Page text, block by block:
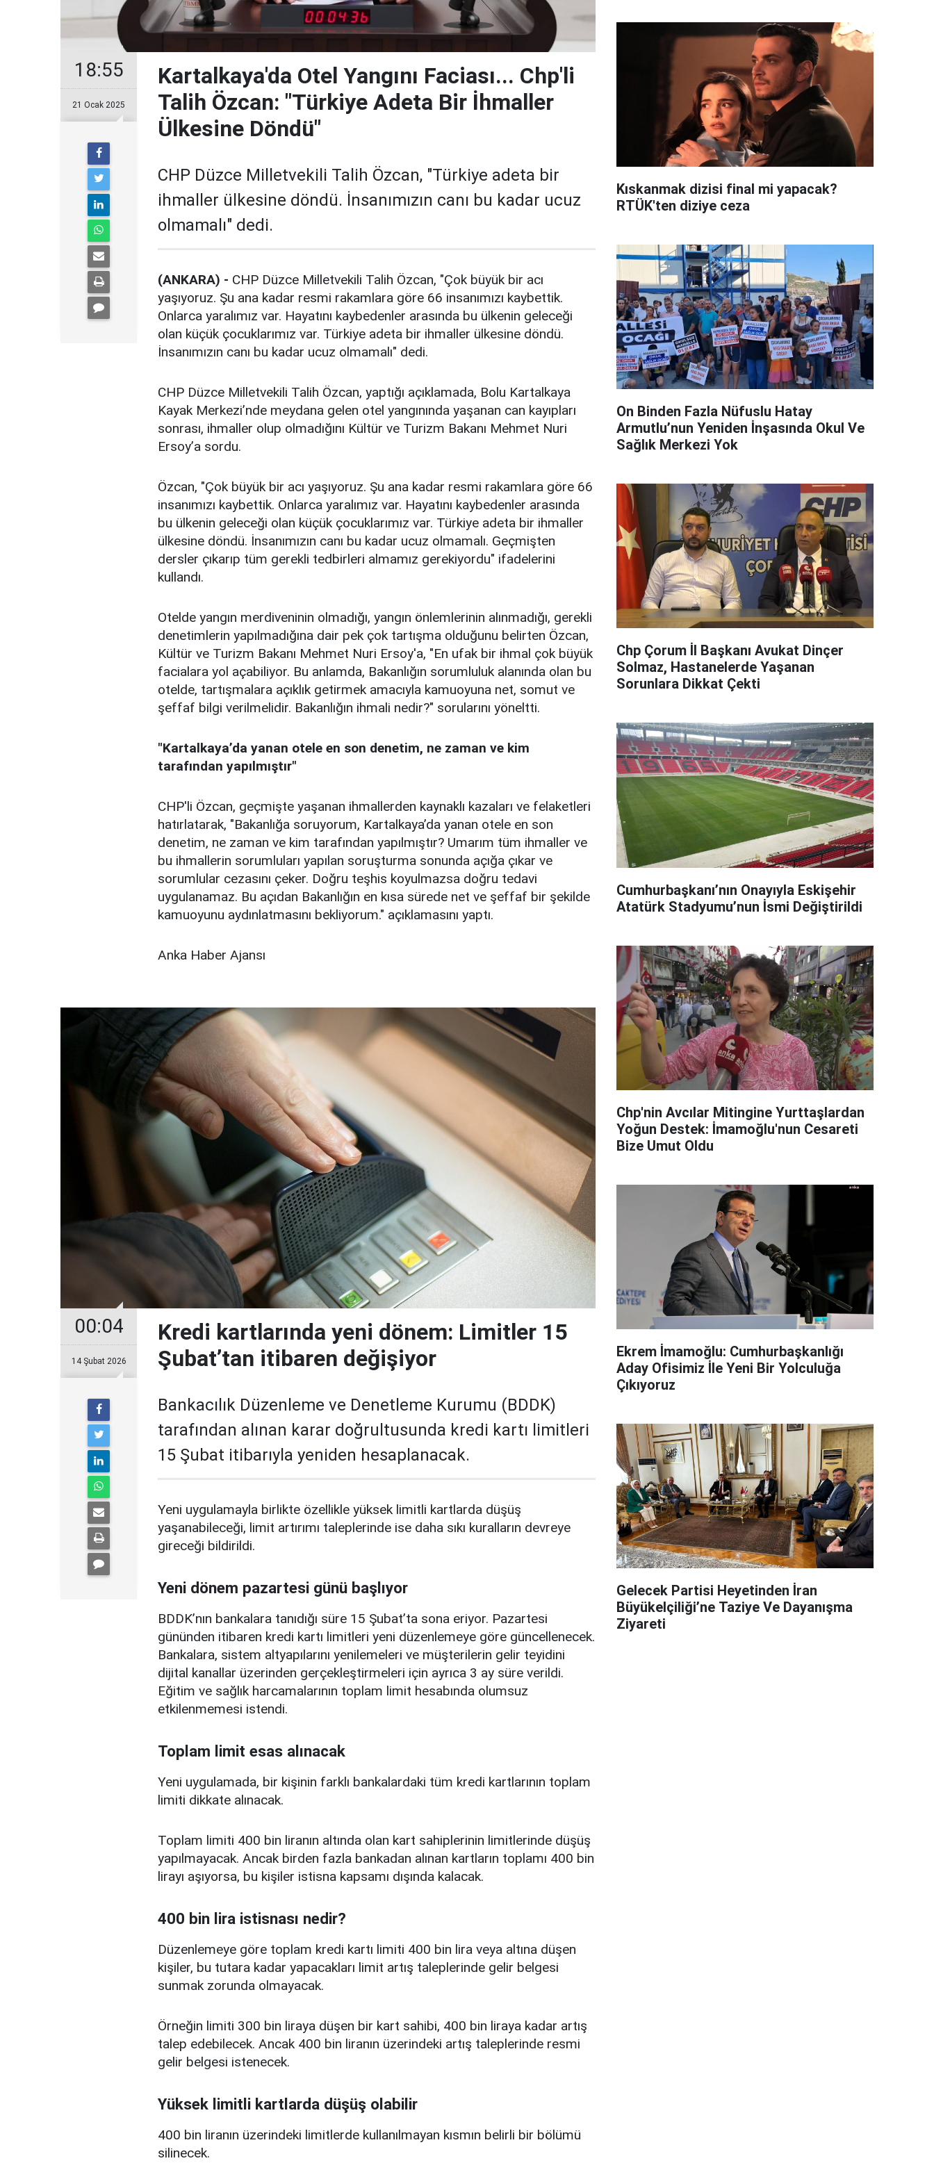
18:55
21 Ocak 2025
Kartalkaya'da Otel Yangını Faciası... Chp'li
Talih Özcan: "Türkiye Adeta Bir İhmaller
Ülkesine Döndü"
CHP Düzce Milletvekili Talih Özcan, "Türkiye adeta bir
ihmaller ülkesine döndü. İnsanımızın canı bu kadar ucuz
olmamalı" dedi.
(ANKARA) - CHP Düzce Milletvekili Talih Özcan, "Çok büyük bir acı
yaşıyoruz. Şu ana kadar resmi rakamlara göre 66 insanımızı kaybettik.
Onlarca yaralımız var. Hayatını kaybedenler arasında bu ülkenin geleceği
olan küçük çocuklarımız var. Türkiye adeta bir ihmaller ülkesine döndü.
İnsanımızın canı bu kadar ucuz olmamalı" dedi.
CHP Düzce Milletvekili Talih Özcan, yaptığı açıklamada, Bolu Kartalkaya
Kayak Merkezi’nde meydana gelen otel yangınında yaşanan can kayıpları
sonrası, ihmaller olup olmadığını Kültür ve Turizm Bakanı Mehmet Nuri
Ersoy’a sordu.
Özcan, "Çok büyük bir acı yaşıyoruz. Şu ana kadar resmi rakamlara göre 66
insanımızı kaybettik. Onlarca yaralımız var. Hayatını kaybedenler arasında
bu ülkenin geleceği olan küçük çocuklarımız var. Türkiye adeta bir ihmaller
ülkesine döndü. İnsanımızın canı bu kadar ucuz olmamalı. Geçmişten
dersler çıkarıp tüm gerekli tedbirleri almamız gerekiyordu" ifadelerini
kullandı.
Otelde yangın merdiveninin olmadığı, yangın önlemlerinin alınmadığı, gerekli
denetimlerin yapılmadığına dair pek çok tartışma olduğunu belirten Özcan,
Kültür ve Turizm Bakanı Mehmet Nuri Ersoy'a, "En ufak bir ihmal çok büyük
facialara yol açabiliyor. Bu anlamda, Bakanlığın sorumluluk alanında olan bu
otelde, tartışmalara açıklık getirmek amacıyla kamuoyuna net, somut ve
şeffaf bilgi verilmelidir. Bakanlığın ihmali nedir?" sorularını yöneltti.
"Kartalkaya’da yanan otele en son denetim, ne zaman ve kim
tarafından yapılmıştır"
CHP'li Özcan, geçmişte yaşanan ihmallerden kaynaklı kazaları ve felaketleri
hatırlatarak, "Bakanlığa soruyorum, Kartalkaya’da yanan otele en son
denetim, ne zaman ve kim tarafından yapılmıştır? Umarım tüm ihmaller ve
bu ihmallerin sorumluları yapılan soruşturma sonunda açığa çıkar ve
sorumlular cezasını çeker. Doğru teşhis koyulmazsa doğru tedavi
uygulanamaz. Bu açıdan Bakanlığın en kısa sürede net ve şeffaf bir şekilde
kamuoyunu aydınlatmasını bekliyorum." açıklamasını yaptı.
Anka Haber Ajansı
00:04
14 Şubat 2026
Kredi kartlarında yeni dönem: Limitler 15
Şubat’tan itibaren değişiyor
Bankacılık Düzenleme ve Denetleme Kurumu (BDDK)
tarafından alınan karar doğrultusunda kredi kartı limitleri
15 Şubat itibarıyla yeniden hesaplanacak.
Yeni uygulamayla birlikte özellikle yüksek limitli kartlarda düşüş
yaşanabileceği, limit artırımı taleplerinde ise daha sıkı kuralların devreye
gireceği bildirildi.
Yeni dönem pazartesi günü başlıyor
BDDK’nın bankalara tanıdığı süre 15 Şubat’ta sona eriyor. Pazartesi
gününden itibaren kredi kartı limitleri yeni düzenlemeye göre güncellenecek.
Bankalara, sistem altyapılarını yenilemeleri ve müşterilerin gelir teyidini
dijital kanallar üzerinden gerçekleştirmeleri için ayrıca 3 ay süre verildi.
Eğitim ve sağlık harcamalarının toplam limit hesabında olumsuz
etkilenmemesi istendi.
Toplam limit esas alınacak
Yeni uygulamada, bir kişinin farklı bankalardaki tüm kredi kartlarının toplam
limiti dikkate alınacak.
Toplam limiti 400 bin liranın altında olan kart sahiplerinin limitlerinde düşüş
yapılmayacak. Ancak birden fazla bankadan alınan kartların toplamı 400 bin
lirayı aşıyorsa, bu kişiler istisna kapsamı dışında kalacak.
400 bin lira istisnası nedir?
Düzenlemeye göre toplam kredi kartı limiti 400 bin lira veya altına düşen
kişiler, bu tutara kadar yapacakları limit artış taleplerinde gelir belgesi
sunmak zorunda olmayacak.
Örneğin limiti 300 bin liraya düşen bir kart sahibi, 400 bin liraya kadar artış
talep edebilecek. Ancak 400 bin liranın üzerindeki artış taleplerinde resmi
gelir belgesi istenecek.
Yüksek limitli kartlarda düşüş olabilir
400 bin liranın üzerindeki limitlerde kullanılmayan kısmın belirli bir bölümü
silinecek.
Kıskanmak dizisi final mi yapacak?
RTÜK'ten diziye ceza
On Binden Fazla Nüfuslu Hatay
Armutlu’nun Yeniden İnşasında Okul Ve
Sağlık Merkezi Yok
Chp Çorum İl Başkanı Avukat Dinçer
Solmaz, Hastanelerde Yaşanan
Sorunlara Dikkat Çekti
Cumhurbaşkanı’nın Onayıyla Eskişehir
Atatürk Stadyumu’nun İsmi Değiştirildi
Chp'nin Avcılar Mitingine Yurttaşlardan
Yoğun Destek: İmamoğlu'nun Cesareti
Bize Umut Oldu
Ekrem İmamoğlu: Cumhurbaşkanlığı
Aday Ofisimiz İle Yeni Bir Yolculuğa
Çıkıyoruz
Gelecek Partisi Heyetinden İran
Büyükelçiliği’ne Taziye Ve Dayanışma
Ziyareti